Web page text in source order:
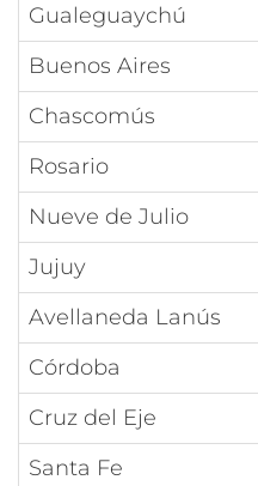
Gualeguaychú
Buenos Aires
Chascomús
Rosario
Nueve de Julio
Jujuy
Avellaneda Lanús
Córdoba
Cruz del Eje
Santa Fe